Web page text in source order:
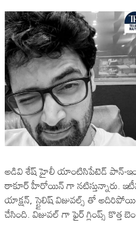
అడివి శేష్ హైలీ యాంటిసిపేటెడ్ పాన్-
ఠాకూర్ హీరోయిన్ గా నటిస్తున్నారు.
యాక్షన్, స్టైలిష్‌ విజువల్స్ తో
చేసింది. విజువల్ గా ఫైర్ గ్లింప్స్ కొత్త